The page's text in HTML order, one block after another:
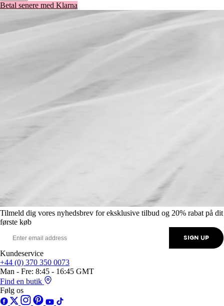
Betal senere med Klarna
Tilmeld dig vores nyhedsbrev for eksklusive tilbud og 20% rabat på dit
første køb
SIGN UP
Kundeservice
+44 (0) 370 350 0073
Man - Fre: 8:45 - 16:45 GMT
Find en butik
Følg os